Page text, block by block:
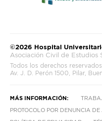
©2026 Hospital
Asociación Civil de Estudios
Todos los derechos reservados
Av. J. D. Perón 1500, Pilar,
MÁS INFORMACIÓN:
PROTOCOLO POR DENUNCIA DE